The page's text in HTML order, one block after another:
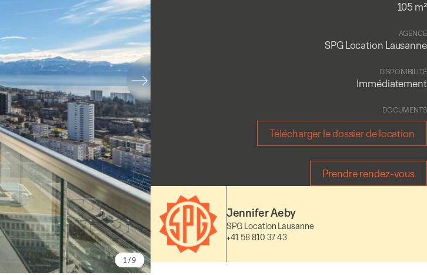
1 / 9
105 m²
AGENCE
SPG Location Lausanne
DISPONIBILITÉ
Immédiatement
DOCUMENTS
Télécharger le dossier de location
Prendre rendez-vous
Jennifer Aeby
SPG Location Lausanne
+41 58 810 37 43